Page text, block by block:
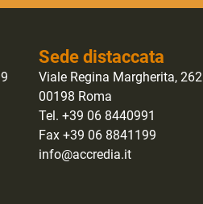
Sede distaccata
Viale Regina Margherita, 262
00198 Roma
Tel. +39 06 8440991
Fax +39 06 8841199
info@accredia.it